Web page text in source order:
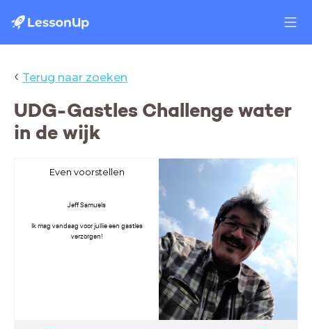
‹ Terug naar zoeken
UDG-Gastles Challenge water
in de wijk
Even voorstellen
Jeff Samuels
Ik mag vandaag voor jullie een gastles
verzorgen!